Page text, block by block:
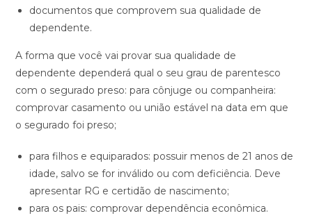
documentos que comprovem sua qualidade de
dependente.
A forma que você vai provar sua qualidade de
dependente dependerá qual o seu grau de parentesco
com o segurado preso: para cônjuge ou companheira:
comprovar casamento ou união estável na data em que
o segurado foi preso;
para filhos e equiparados: possuir menos de 21 anos de
idade, salvo se for inválido ou com deficiência. Deve
apresentar RG e certidão de nascimento;
para os pais: comprovar dependência econômica.